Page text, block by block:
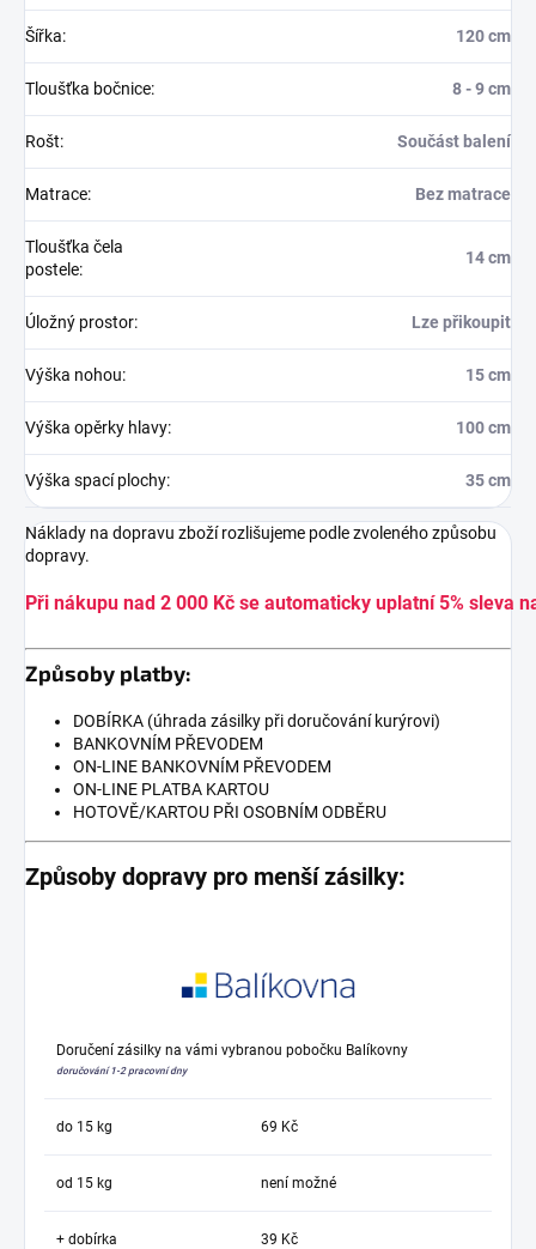
Šířka: 120 cm
Tloušťka bočnice: 8 - 9 cm
Rošt: Součást balení
Matrace: Bez matrace
Tloušťka čela
postele:
14 cm
Úložný prostor: Lze přikoupit
Výška nohou: 15 cm
Výška opěrky hlavy: 100 cm
Výška spací plochy: 35 cm
Náklady na dopravu zboží rozlišujeme podle zvoleného způsobu
dopravy.
Při nákupu nad 2 000 Kč se automaticky uplatní 5% sleva
Způsoby platby:
DOBÍRKA (úhrada zásilky při doručování kurýrovi)
BANKOVNÍM PŘEVODEM
ON-LINE BANKOVNÍM PŘEVODEM
ON-LINE PLATBA KARTOU
HOTOVĚ/KARTOU PŘI OSOBNÍM ODBĚRU
Způsoby dopravy pro menší zásilky:
Doručení zásilky na vámi vybranou pobočku Balíkovny
doručování 1-2 pracovní dny
do 15 kg 69 Kč
od 15 kg není možné
+ dobírka 39 Kč